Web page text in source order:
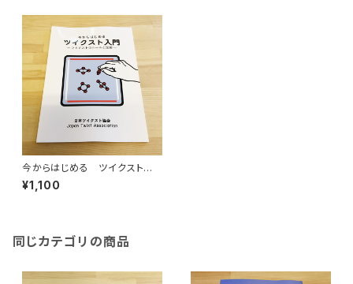
今からはじめる ツイクスト入
門
¥1,100
同じカテゴリの商品